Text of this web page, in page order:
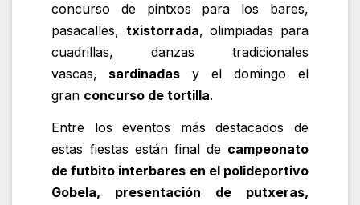
concurso de pintxos para los bares,
pasacalles, txistorrada, olimpiadas para
cuadrillas, danzas tradicionales
vascas, sardinadas y el domingo el
gran concurso de tortilla.
Entre los eventos más destacados de
estas fiestas están final de campeonato
de futbito interbares en el polideportivo
Gobela, presentación de putxeras,